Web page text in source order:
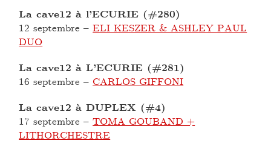
La cave12 à l’ECURIE (#280)
12 septembre –ELI KESZER & ASHLEY PAUL
DUO
La cave12 à L’ECURIE (#281)
16 septembre – CARLOS GIFFONI
La cave12 à DUPLEX (#4)
17 septembre –TOMA GOUBAND +
LITHORCHESTRE